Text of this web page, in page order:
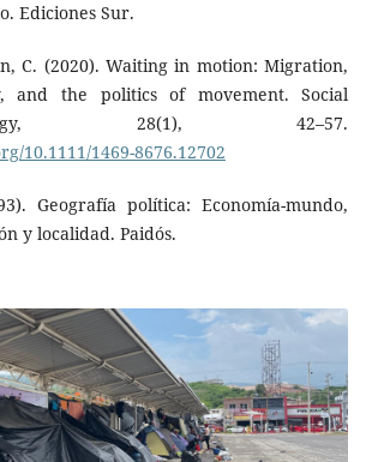
Ediciones Sur.
C. (2020). Waiting in motion: Migration,
and the politics of movement. Social
28(1), 42–57.
10.1111/1469-8676.12702
Geografía política: Economía-mundo,
y localidad. Paidós.